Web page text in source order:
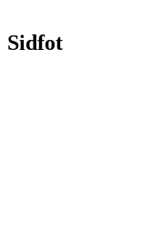
Sidfot